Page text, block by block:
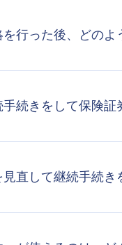
行った後、どのよ
手続きをして保険
直して継続手続き